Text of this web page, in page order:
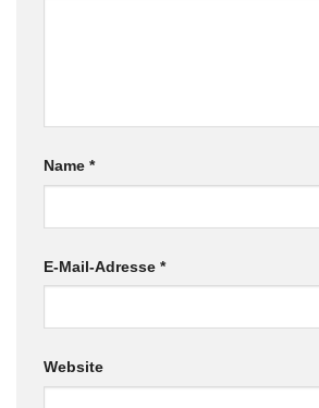
Name *
E-Mail-Adresse *
Website